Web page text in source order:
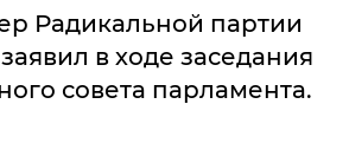
Радикальной партии
в ходе заседания
совета парламента.